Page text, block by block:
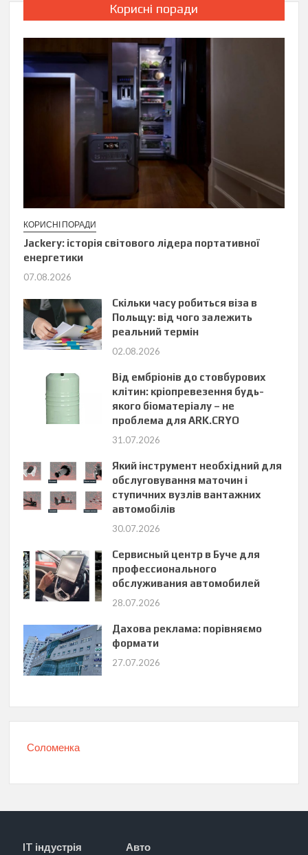
Корисні поради
КОРИСНІ ПОРАДИ
Jackery: історія світового лідера портативної
енергетики
07.08.2026
Скільки часу робиться віза в
Польщу: від чого залежить
реальний термін
02.08.2026
Від ембріонів до стовбурових
клітин: кріопревезення будь-
якого біоматеріалу – не
проблема для ARK.CRYO
31.07.2026
Який інструмент необхідний для
обслуговування маточин і
ступичних вузлів вантажних
автомобілів
30.07.2026
Сервисный центр в Буче для
профессионального
обслуживания автомобилей
28.07.2026
Дахова реклама: порівняємо
формати
27.07.2026
Соломенка
IT індустрія Авто